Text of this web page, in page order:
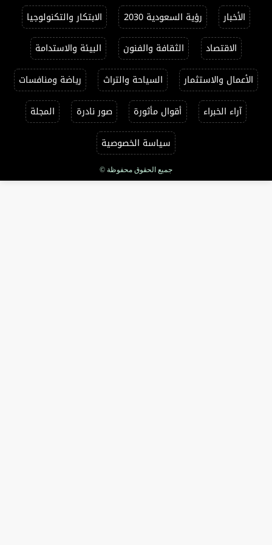
الأخبار رؤية السعودية 2030
الابتكار والتكنولوجيا
الاقتصاد
الثقافة والفنون
البيئة والاستدامة
الأعمال والاستثمار
السياحة والتراث
رياضة ومنافسات
آراء الخبراء
أقوال مأثورة صور نادرة
المجلة
سياسة الخصوصية
جميع الحقوق محفوظة ©